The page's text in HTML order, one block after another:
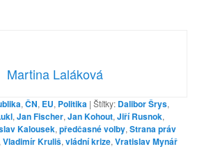
Martina Laláková
,ČN, EU, Politika |Štítky: Dalibor Šrys,
,Jan Fischer,Jan Kohout,Jiří Rusnok,
Kalousek,předčasné volby,Strana práv
,Vladimír Kruliš,vládní krize,Vratislav Mynář